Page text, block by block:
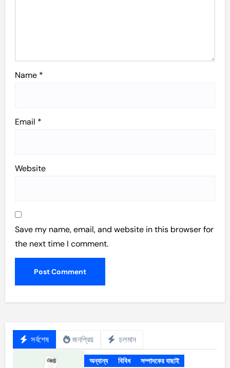
Name *
Email *
Website
Save my name, email, and website in this browser for
the next time I comment.
সর্বশেষ জনপ্রিয় চলমান
অন্যান্য বিবিধ সম্পাদকের বাছাই